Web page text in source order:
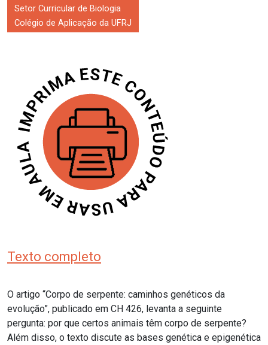
Setor Curricular de Biologia
Colégio de Aplicação da UFRJ
Texto completo
O artigo “Corpo de serpente: caminhos genéticos da
evolução”, publicado em CH 426, levanta a seguinte
pergunta: por que certos animais têm corpo de serpente?
Além disso, o texto discute as bases genética e epigenética